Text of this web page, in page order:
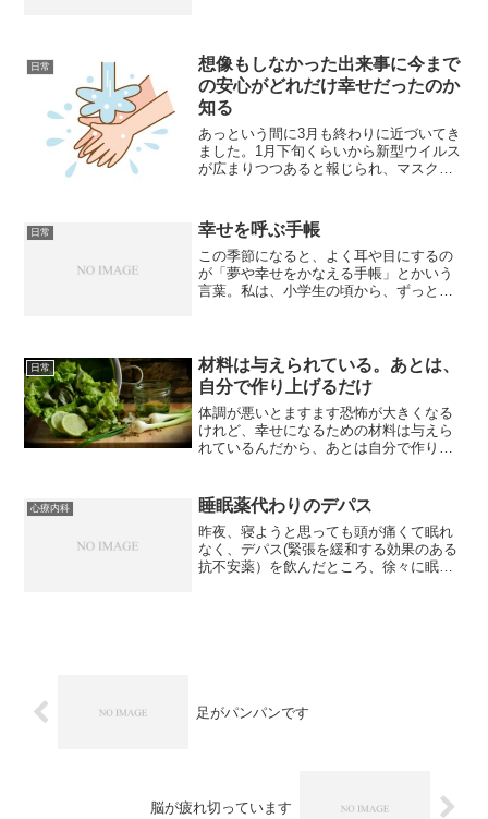
ね。参加している人たちは、...
日常
想像もしなかった出来事に今まで
の安心がどれだけ幸せだったのか
知る
あっという間に3月も終わりに近づいてき
ました。1月下旬くらいから新型ウイルス
が広まりつつあると報じられ、マスクが
は中止。2か月経っても、いつ治まるのか
分からない気配。。...
日常 幸せを呼ぶ手帳
この季節になると、よく耳や目にするの
が「夢や幸せをかなえる手帳」とかいう
言葉。私は、小学生の頃から、ずっと日
以来、日記は止めました...
日常
材料は与えられている。あとは、
自分で作り上げるだけ
体調が悪いとますます恐怖が大きくなる
けれど、幸せになるための材料は与えら
れているんだから、あとは自分で作り上
心療内科 睡眠薬代わりのデパス
昨夜、寝ようと思っても頭が痛くて眠れ
なく、デパス(緊張を緩和する効果のある
抗不安薬）を飲んだところ、徐々に眠く
足がパンパンです
脳が疲れ切っています